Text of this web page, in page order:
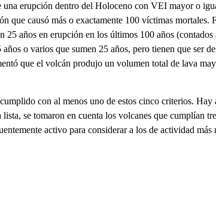
una erupción dentro del Holoceno con VEI mayor o
que causó más o exactamente 100 víctimas mortales.
25 años en erupción en los últimos 100 años
o varios que sumen 25 años, pero tienen que ser
que el volcán produjo un volumen total de lava
con al menos uno de estos cinco criterios.
lista, se tomaron en cuenta los volcanes que cumplían
activo para considerar a los de actividad más